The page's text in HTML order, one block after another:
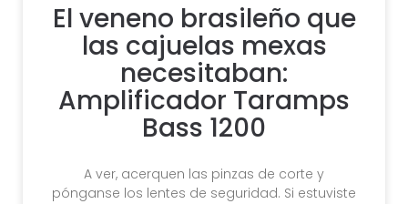
El veneno brasileño que
las cajuelas mexas
necesitaban:
Amplificador Taramps
Bass 1200
A ver, acerquen las pinzas de corte y
pónganse los lentes de seguridad. Si estuviste